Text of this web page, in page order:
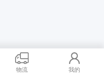
物流 我的